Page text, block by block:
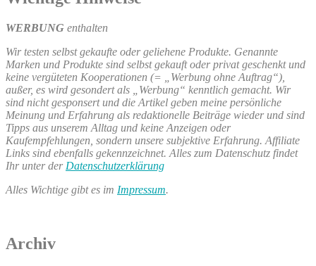
WERBUNG enthalten
Wir testen selbst gekaufte oder geliehene Produkte. Genannte
Marken und Produkte sind selbst gekauft oder privat geschenkt und
keine vergüteten Kooperationen (= „Werbung ohne Auftrag“),
außer, es wird gesondert als „Werbung“ kenntlich gemacht. Wir
sind nicht gesponsert und die Artikel geben meine persönliche
Meinung und Erfahrung als redaktionelle Beiträge wieder und sind
Tipps aus unserem Alltag und keine Anzeigen oder
Kaufempfehlungen, sondern unsere subjektive Erfahrung. Affiliate
Links sind ebenfalls gekennzeichnet. Alles zum Datenschutz findet
Ihr unter der Datenschutzerklärung
Alles Wichtige gibt es im Impressum.
Archiv